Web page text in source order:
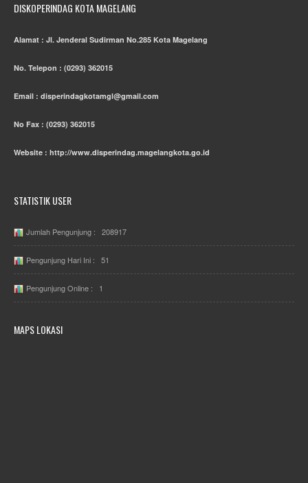
DISKOPERINDAG KOTA MAGELANG
Alamat : Jl. Jenderal Sudirman No.285 Kota Magelang
No. Telepon : (0293) 362015
Email : disperindagkotamgl@gmail.com
No Fax : (0293) 362015
Website : http://www.disperindag.magelangkota.go.id
STATISTIK USER
Jumlah Pengunjung : 208917
Pengunjung Hari Ini : 51
Pengunjung Online : 1
MAPS LOKASI